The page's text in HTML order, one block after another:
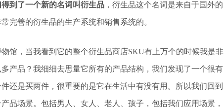
到了一个新的名词叫衍生品 ，衍生品这个名词是来自于国外的
完善的衍生品的生产系统和销售系统的。
馆，当我看到它的整个衍生品商店SKU有上万个的时候我是非
产品？我细细去思量它所有的产品结构，我们发现了一个很有
还是买两件，很重要的是它在生活中有没有用。所以我们回到
品场景。包括男人、女人、老人、孩子，包括我们应用场景，